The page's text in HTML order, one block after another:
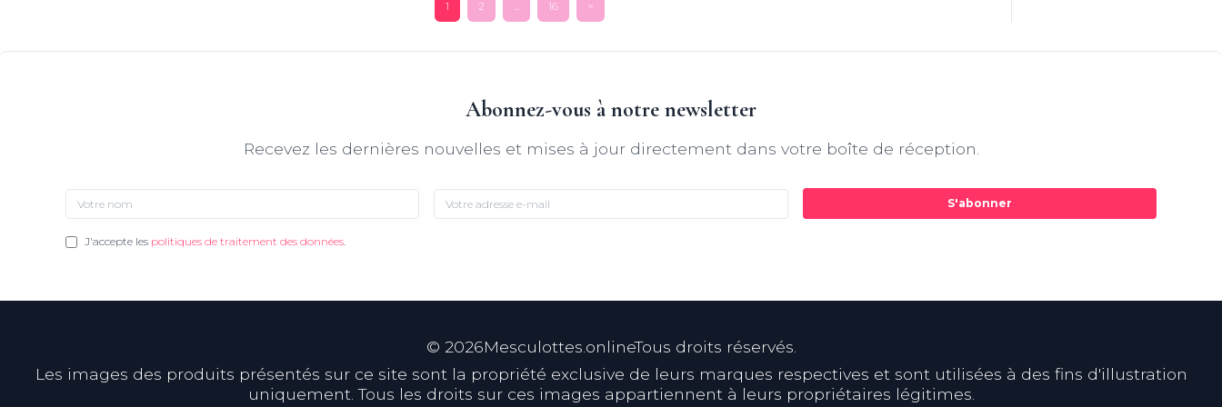
1 2 ... 16 >
Abonnez-vous à notre newsletter
Recevez les dernières nouvelles et mises à jour directement dans votre boîte de réception.
S'abonner
J'accepte les politiques de traitement des données.
© 2026Mesculottes.onlineTous droits réservés.
Les images des produits présentés sur ce site sont la propriété exclusive de leurs marques respectives et sont utilisées à des fins d'illustration
uniquement. Tous les droits sur ces images appartiennent à leurs propriétaires légitimes.